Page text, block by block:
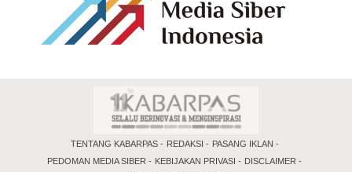
TENTANG KABARPAS REDAKSI
PASANG IKLAN
PEDOMAN MEDIA SIBER
KEBIJAKAN PRIVASI
DISCLAIMER